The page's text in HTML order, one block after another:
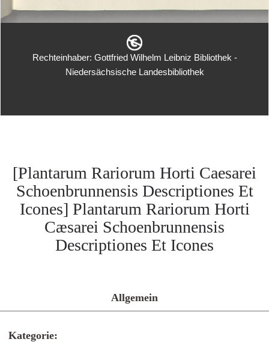
Rechteinhaber: Gottfried Wilhelm Leibniz Bibliothek -
Niedersächsische Landesbibliothek
[Plantarum Rariorum Horti Caesarei
Schoenbrunnensis Descriptiones Et
Icones] Plantarum Rariorum Horti
Cæsarei Schoenbrunnensis
Descriptiones Et Icones
Allgemein
Kategorie: